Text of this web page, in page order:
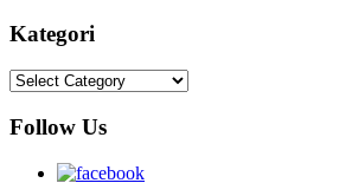
Kategori
Kategori
Follow Us